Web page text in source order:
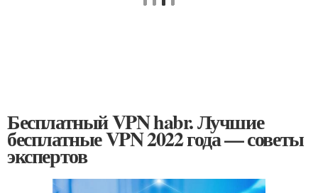
Бесплатный VPN habr. Лучшие
бесплатные VPN 2022 года — советы
экспертов